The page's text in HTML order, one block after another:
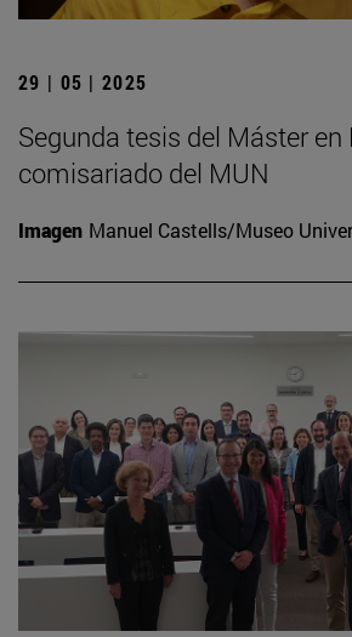
29 | 05 | 2025
Segunda tesis del Máster
comisariado del MUN
Imagen Manuel Castells/Museo